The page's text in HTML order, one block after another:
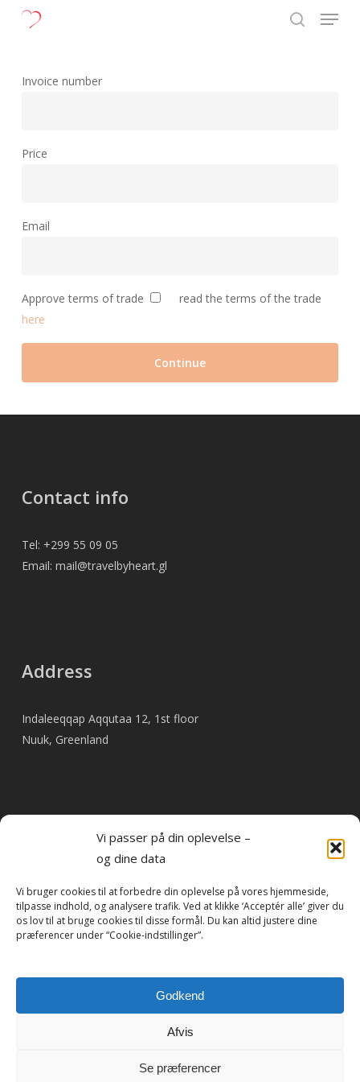
Vi passer på din oplevelse –
og dine data
Vi bruger cookies til at forbedre din oplevelse på vores hjemmeside,
tilpasse indhold, og analysere trafik. Ved at klikke ‘Acceptér alle’ giver du
os lov til at bruge cookies til disse formål. Du kan altid justere dine
præferencer under “Cookie-indstillinger”.
Godkend
Afvis
Se præferencer
Menu
Invoice number
Price
Email
Approve terms of trade
read the terms of the trade
here
Continue
Contact info
Tel: +299 55 09 05
Email: mail@travelbyheart.gl
Address
Indaleeqqap Aqqutaa 12, 1st floor
Nuuk, Greenland
Pay invoice online
As something new, it is now possible to pay invoices from
Travel By Heart online.